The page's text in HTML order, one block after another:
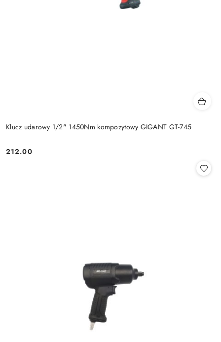
Klucz udarowy 1/2" 1450Nm kompozytowy GIGANT GT-745
Cena:
212.00